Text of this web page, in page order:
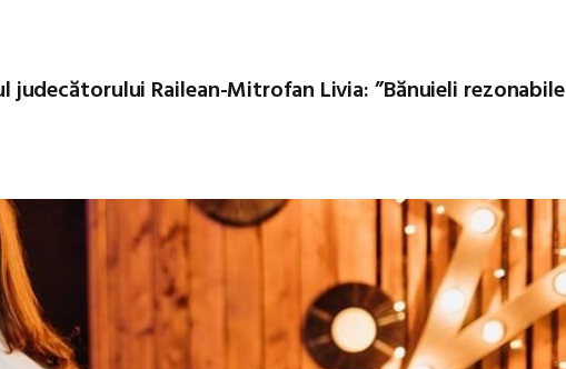
judecătorului Railean-Mitrofan Livia: ”Bănuieli rezonabile